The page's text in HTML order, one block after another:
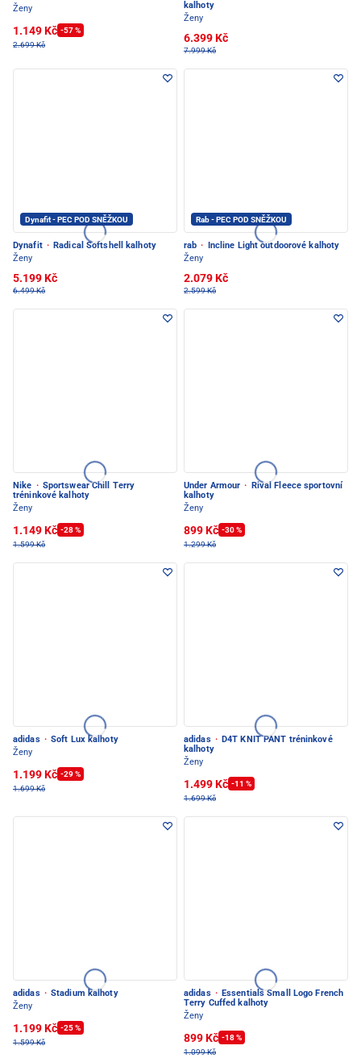
Ženy
1.149 Kč -57 %
2.699 Kč
kalhoty
Ženy
6.399 Kč
7.999 Kč
Dynafit - PEC POD SNĚŽKOU
Dynafit · Radical Softshell kalhoty
Ženy
5.199 Kč
6.499 Kč
Rab - PEC POD SNĚŽKOU
rab ·
Incline Light outdoorové kalhoty
Ženy
2.079 Kč
2.599 Kč
Nike · Sportswear Chill Terry
tréninkové kalhoty
Ženy
1.149 Kč -28 %
1.599 Kč
Under Armour ·
Rival Fleece sportovní
kalhoty
Ženy
899 Kč -30 %
1.299 Kč
adidas · Soft Lux kalhoty
Ženy
1.199 Kč -29 %
1.699 Kč
adidas · D4T KNIT PANT tréninkové
kalhoty
Ženy
1.499 Kč -11 %
1.699 Kč
adidas · Stadium kalhoty
Ženy
1.199 Kč -25 %
1.599 Kč
adidas · Essentials Small Logo French
Terry Cuffed kalhoty
Ženy
899 Kč -18 %
1.099 Kč